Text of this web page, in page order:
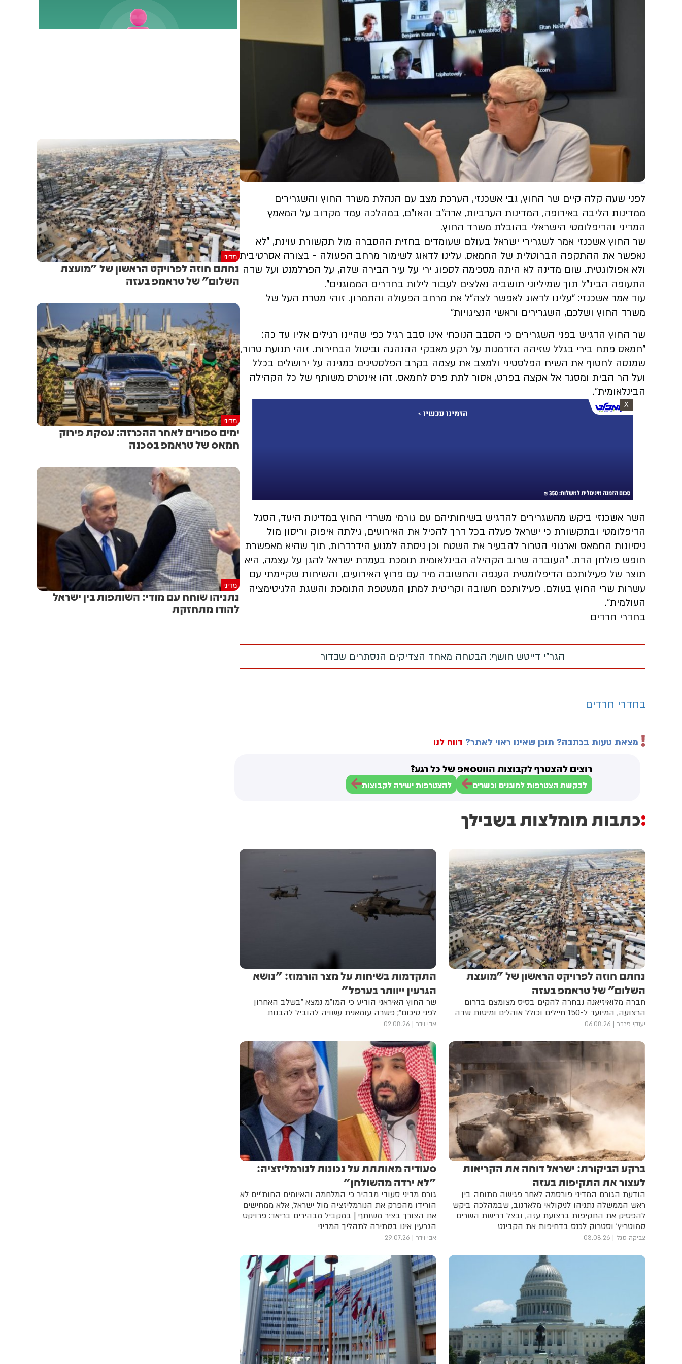
לפני שעה קלה קיים שר החוץ, גבי אשכנזי, הערכת מצב עם הנהלת משרד החוץ והשגרירים
ממדינות הליבה באירופה, המדינות הערביות, ארה"ב והאו"ם, במהלכה עמד מקרוב על המאמץ
המדיני והדיפלומטי הישראלי בהובלת משרד החוץ.
שר החוץ אשכנזי אמר לשגרירי ישראל בעולם שעומדים בחזית ההסברה מול תקשורת עוינת, "לא
נאפשר את ההתקפה הברוטלית של החמאס. עלינו לדאוג לשימור מרחב הפעולה - בצורה אסרטיבית
ולא אפולוגטית. שום מדינה לא היתה מסכימה לספוג ירי על עיר הבירה שלה, על הפרלמנט ועל שדה
התעופה הבינ"ל תוך שמיליוני תושביה נאלצים לעבור לילות בחדרים הממוגנים".
עוד אמר אשכנזי: "עלינו לדאוג לאפשר לצה"ל את מרחב הפעולה והתמרון. זוהי מטרת העל של
משרד החוץ ושלכם, השגרירים וראשי הנציגויות"
שר החוץ הדגיש בפני השגרירים כי הסבב הנוכחי אינו סבב רגיל כפי שהיינו רגילים אליו עד כה:
"חמאס פתח בירי בגלל שזיהה הזדמנות על רקע מאבקי ההנהגה וביטול הבחירות. זוהי תנועת טרור,
שמנסה לחטוף את השיח הפלסטיני ולמצב את עצמה בקרב הפלסטינים כמגינה על ירושלים בכלל
ועל הר הבית ומסגד אל אקצה בפרט, אסור לתת פרס לחמאס. זהו אינטרס משותף של כל הקהילה
הבינלאומית".
X
השר אשכנזי ביקש מהשגרירים להדגיש בשיחותיהם עם גורמי משרדי החוץ במדינות היעד, הסגל
הדיפלומטי ובתקשורת כי ישראל פעלה בכל דרך להכיל את האירועים, גילתה איפוק וריסון מול
ניסיונות החמאס וארגוני הטרור להבעיר את השטח וכן ניסתה למנוע הידרדרות, תוך שהיא מאפשרת
חופש פולחן הדת. "העובדה שרוב הקהילה הבינלאומית תומכת בעמדת ישראל להגן על עצמה, היא
תוצר של פעילותכם הדיפלומטית הענפה והחשובה מיד עם פרוץ האירועים, והשיחות שקיימתי עם
עשרות שרי החוץ בעולם. פעילותכם חשובה וקריטית למתן המעטפת התומכת והשגת הלגיטימציה
העולמית".
בחדרי חרדים
הגר"י דייטש חושף: הבטחה מאחד הצדיקים הנסתרים שבדור
בחדרי חרדים
מצאת טעות בכתבה? תוכן שאינו ראוי לאתר? דווח לנו
רוצים להצטרף לקבוצות הווטסאפ של כל רגע?
לבקשת הצטרפות למוגנים וכשרים להצטרפות ישירה לקבוצות
כתבות מומלצות בשבילך
נחתם חוזה לפרויקט הראשון של "מועצת
השלום" של טראמפ בעזה
חברה מלואיזיאנה נבחרה להקים בסיס מצומצם בדרום
הרצועה, המיועד ל-150 חיילים וכולל אוהלים ומיטות שדה
יענקי פרבר 06.08.26
התקדמות בשיחות על מצר הורמוז: "נושא
הגרעין ייוותר בערפל"
שר החוץ האיראני הודיע כי המו"מ נמצא "בשלב האחרון
לפני סיכום"; פשרה עומאנית עשויה להוביל להבנות
אבי וידר 02.08.26
ברקע הביקורת: ישראל דוחה את הקריאות
לעצור את התקיפות בעזה
הודעת הגורם המדיני פורסמה לאחר פגישה מתוחה בין
ראש הממשלה נתניהו לניקולאי מלאדנוב, שבמהלכה ביקש
להפסיק את התקיפות ברצועת עזה, ובצל דרישת השרים
סמוטריץ' וסטרוק לכנס בדחיפות את הקבינט
צביקה סגל 03.08.26
סעודיה מאותתת על נכונות לנורמליזציה:
"לא ירדה מהשולחן"
גורם מדיני סעודי מבהיר כי המלחמה והאיומים החות'יים לא
הורידו מהפרק את הנורמליזציה מול ישראל, אלא ממחישים
את הצורך בציר משותף | במקביל מבהירים בריאד: פרויקט
הגרעין אינו בסתירה לתהליך המדיני
אבי וידר 29.07.26
מדיני
נחתם חוזה לפרויקט הראשון של "מועצת
השלום" של טראמפ בעזה
מדיני
ימים ספורים לאחר ההכרזה: עסקת פירוק
חמאס של טראמפ בסכנה
מדיני
נתניהו שוחח עם מודי: השותפות בין ישראל
להודו מתחזקת